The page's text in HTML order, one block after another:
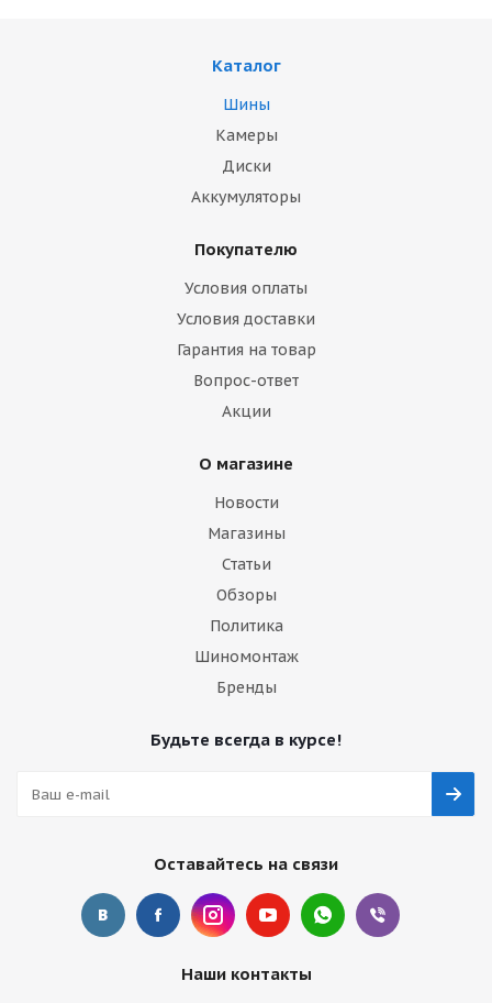
Каталог
Шины
Камеры
Диски
Аккумуляторы
Покупателю
Условия оплаты
Условия доставки
Гарантия на товар
Вопрос-ответ
Акции
О магазине
Новости
Магазины
Статьи
Обзоры
Политика
Шиномонтаж
Бренды
Будьте всегда в курсе!
Оставайтесь на связи
Наши контакты